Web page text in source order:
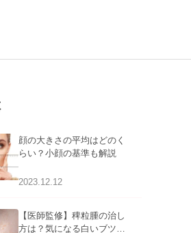
顔の大きさの平均はどのく
らい？小顔の基準も解説
2023.12.12
【医師監修】稗粒腫の治し
方は？気になる白いブツブ